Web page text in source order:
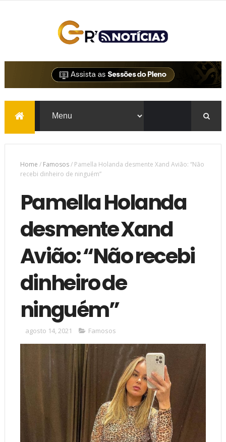
Home / Famosos/ Pamella Holanda desmente Xand Avião: “Não
recebi dinheiro de ninguém”
Pamella Holanda
desmente Xand
Avião: “Não recebi
dinheiro de
ninguém”
agosto 14, 2021 Famosos